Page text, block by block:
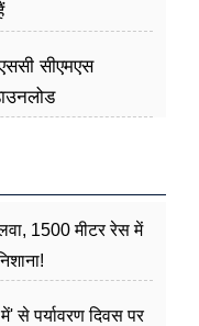
सीएमएस
1500 मीटर रेस में
से पर्यावरण दिवस पर